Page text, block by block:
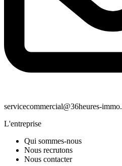
servicecommercial@36heures-
L'entreprise
Qui sommes-nous
Nous recrutons
Nous contacter